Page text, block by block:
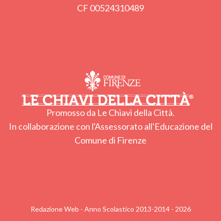
CF 00524310489
Promosso da Le Chiavi della Città.
In collaborazione con l'Assessorato all'Educazione del
Comune di Firenze
Redazione Web - Anno Scolastico 2013-2014 - 2026